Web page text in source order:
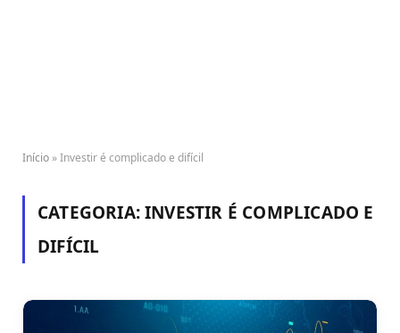
Início »Investir é complicado e difícil
CATEGORIA:INVESTIR É COMPLICADO E
DIFÍCIL